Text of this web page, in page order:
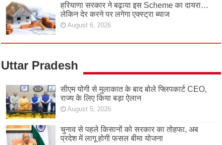
हरियाणा सरकार ने बढ़ाया इस Scheme का दायरा…
लेकिन देर करने पर लगेगा एक्स्ट्रा ब्याज
August 6, 2026
Uttar Pradesh
सीएम योगी से मुलाकात के बाद बोले फ्लिपकार्ट CEO,
राज्य के लिए किया बड़ा ऐलान
August 5, 2026
चुनाव से पहले किसानों को सरकार का तोहफा, अब
प्रदेश में लागू होगी फसल बीमा योजना